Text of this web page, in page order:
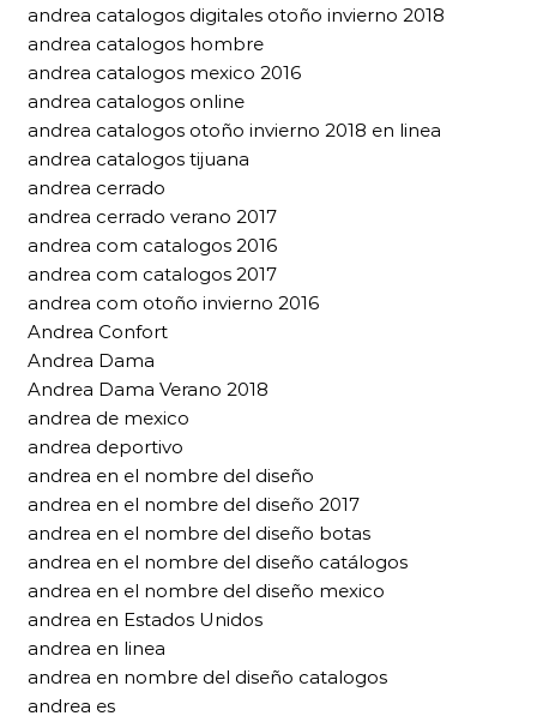
andrea catalogos digitales otoño invierno 2018
andrea catalogos hombre
andrea catalogos mexico 2016
andrea catalogos online
andrea catalogos otoño invierno 2018 en linea
andrea catalogos tijuana
andrea cerrado
andrea cerrado verano 2017
andrea com catalogos 2016
andrea com catalogos 2017
andrea com otoño invierno 2016
Andrea Confort
Andrea Dama
Andrea Dama Verano 2018
andrea de mexico
andrea deportivo
andrea en el nombre del diseño
andrea en el nombre del diseño 2017
andrea en el nombre del diseño botas
andrea en el nombre del diseño catálogos
andrea en el nombre del diseño mexico
andrea en Estados Unidos
andrea en linea
andrea en nombre del diseño catalogos
andrea es